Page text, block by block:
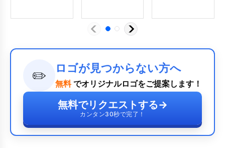
✏️ ロゴが見つからない方へ
無料 でオリジナルロゴをご提案します！
無料でリクエストする→
カンタン30秒で完了！